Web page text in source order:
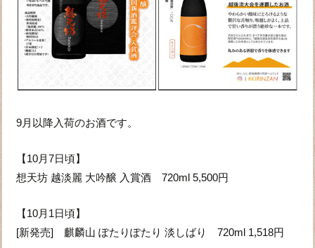
9月以降入荷のお酒です。
【10月7日頃】
想天坊 越淡麗 大吟醸 入賞酒 720ml 5,500円
【10月1日頃】
[新発売] 麒麟山 ぽたりぽたり 淡しばり 720ml 1,518円